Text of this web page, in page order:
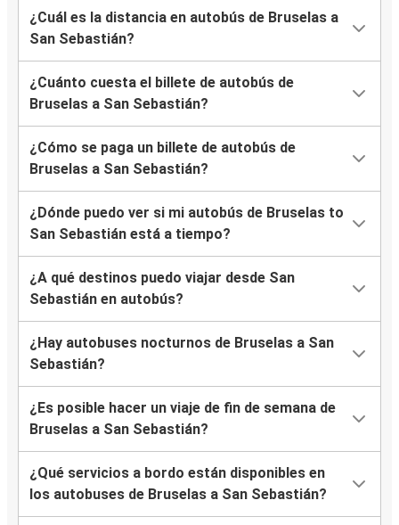
¿Cuál es la distancia en autobús de Bruselas a
San Sebastián?
¿Cuánto cuesta el billete de autobús de
Bruselas a San Sebastián?
¿Cómo se paga un billete de autobús de
Bruselas a San Sebastián?
¿Dónde puedo ver si mi autobús de Bruselas to
San Sebastián está a tiempo?
¿A qué destinos puedo viajar desde San
Sebastián en autobús?
¿Hay autobuses nocturnos de Bruselas a San
Sebastián?
¿Es posible hacer un viaje de fin de semana de
Bruselas a San Sebastián?
¿Qué servicios a bordo están disponibles en
los autobuses de Bruselas a San Sebastián?